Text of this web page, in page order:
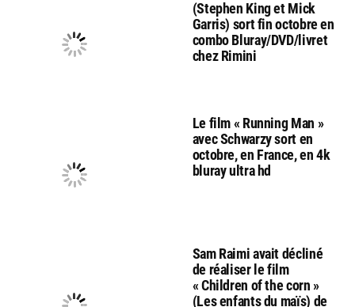
(Stephen King et Mick
Garris) sort fin octobre en
combo Bluray/DVD/livret
chez Rimini
Le film « Running Man »
avec Schwarzy sort en
octobre, en France, en 4k
bluray ultra hd
Sam Raimi avait décliné
de réaliser le film
« Children of the corn »
(Les enfants du maïs) de